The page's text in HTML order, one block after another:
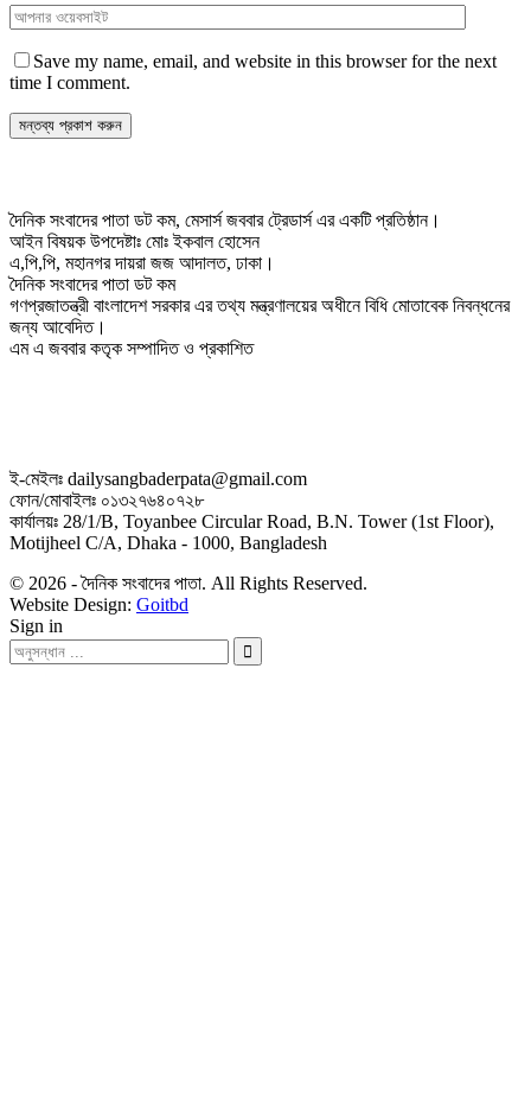
Save my name, email, and website in this browser for the next
time I comment.
দৈনিক সংবাদের পাতা ডট কম, মেসার্স জববার ট্রেডার্স এর একটি প্রতিষ্ঠান।
আইন বিষয়ক উপদেষ্টাঃ মোঃ ইকবাল হোসেন
এ,পি,পি, মহানগর দায়রা জজ আদালত, ঢাকা।
দৈনিক সংবাদের পাতা ডট কম
গণপ্রজাতন্ত্রী বাংলাদেশ সরকার এর তথ্য মন্ত্রণালয়ের অধীনে বিধি মোতাবেক নিবন্ধনের
জন্য আবেদিত।
এম এ জববার কতৃক সম্পাদিত ও প্রকাশিত
ই-মেইলঃ dailysangbaderpata@gmail.com
ফোন/মোবাইলঃ ০১৩২৭৬৪০৭২৮
কার্যালয়ঃ 28/1/B, Toyanbee Circular Road, B.N. Tower (1st Floor),
Motijheel C/A, Dhaka - 1000, Bangladesh
© 2026 - দৈনিক সংবাদের পাতা. All Rights Reserved.
Website Design: Goitbd
Sign in